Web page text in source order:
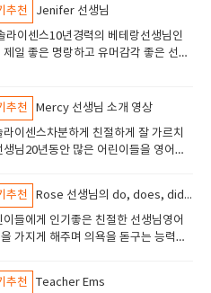
다토플스피킹 라이팅아이엘츠 스피킹
업오픽수업 실력이 아주 좋은 선생님
추천
Jenifer 선생님
라이센스10년경력의 베테랑선생님인
제일 좋은 명랑하고 유머감각 좋은 선생
추천
Mercy 선생님 소개 영상
라이센스차분하게 친절하게 잘 가르치
생님20년동안 많은 어린이들을 영어능
어주는 선생님최고 실력 최고 인성의 선
추천
Rose 선생님의 do, does, did 차이점 강좌
이들에게 인기좋은 친절한 선생님영어
가지게 해주며 의욕을 돋구는 능력이
니다.
추천
Teacher Ems